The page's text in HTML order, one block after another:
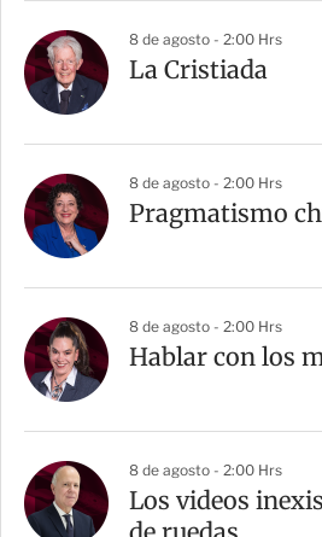
8 de agosto - 2:00 Hrs
La Cristiada
8 de agosto - 2:00 Hrs
Pragmatismo
8 de agosto - 2:00 Hrs
Hablar con los
8 de agosto - 2:00 Hrs
Los videos